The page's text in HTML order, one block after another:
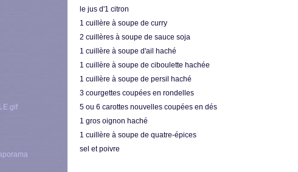
le jus d'1 citron
1 cuillère à soupe de curry
2 cuillères à soupe de sauce soja
1 cuillère à soupe d'ail haché
1 cuillère à soupe de ciboulette hachée
1 cuillère à soupe de persil haché
3 courgettes coupées en rondelles
5 ou 6 carottes nouvelles coupées en dés
1 gros oignon haché
1 cuillère à soupe de quatre-épices
sel et poivre